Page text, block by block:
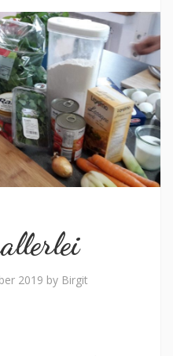
2019 by Birgit